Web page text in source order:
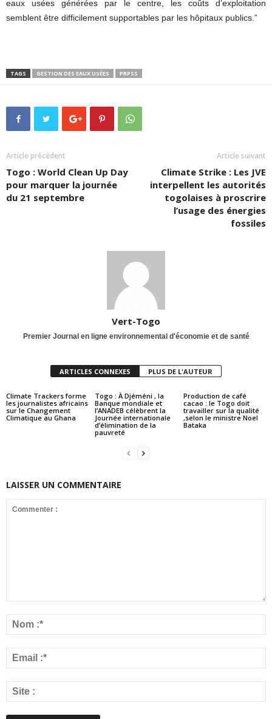
eaux usées générées par le centre, les coûts d’exploitation
semblent être difficilement supportables par les hôpitaux publics.”
TAGS GESTION DES EAUX USÉES PRPSS
Article précédent
Togo : World Clean Up Day
pour marquer la journée
du 21 septembre
Article suivant
Climate Strike : Les JVE
interpellent les autorités
togolaises à proscrire
l’usage des énergies
fossiles
Vert-Togo
Premier Journal en ligne environnemental d'économie et de santé
ARTICLES CONNEXES PLUS DE L'AUTEUR
Climate Trackers forme
les journalistes africains
sur le Changement
Climatique au Ghana
Togo : À Djéméni , la
Banque mondiale et
l’ANADEB célèbrent la
Journée internationale
d’élimination de la
pauvreté
Production de café
cacao : le Togo doit
travailler sur la qualité
,selon le ministre Noel
Bataka
LAISSER UN COMMENTAIRE